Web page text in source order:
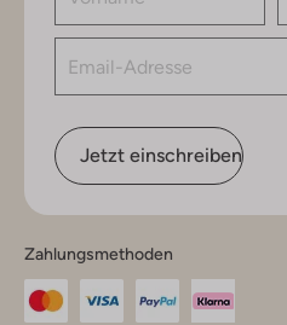
Jetzt einschreiben
Zahlungsmethoden